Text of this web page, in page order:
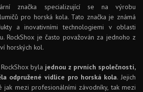
značka specializující se na výrobu
pro horská kola. Tato značka je známá
a inovativními technologiemi v oblasti
RockShox je často považován za jednoho z
horských kol.
byla jednou z prvních společností,
odpružené vidlice pro horská kola. Jejich
mezi profesionálními závodníky, tak mezi